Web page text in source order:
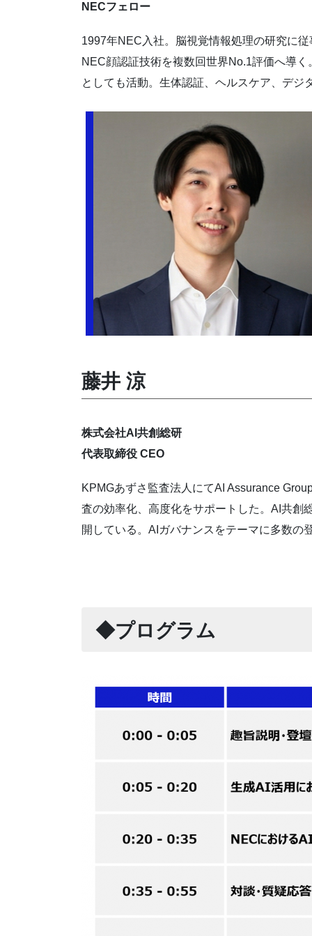
NECフェロー
1997年NEC入社。脳視覚情報処理の研究に
NEC顔認証技術を複数回世界No.1評価へ導
としても活動。生体認証、ヘルスケア、デ
藤井 涼
株式会社AI共創総研
代表取締役 CEO
KPMGあずさ監査法人にてAI Assurance
査の効率化、高度化をサポートした。AI共創
開している。AIガバナンスをテーマに多数の
◆プログラム